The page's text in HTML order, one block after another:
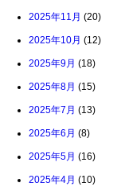
2025年11月 (20)
2025年10月 (12)
2025年9月 (18)
2025年8月 (15)
2025年7月 (13)
2025年6月 (8)
2025年5月 (16)
2025年4月 (10)